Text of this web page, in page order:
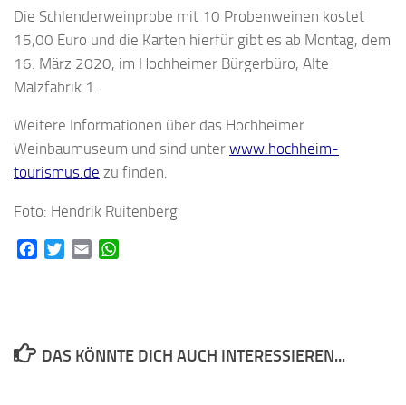
Die Schlenderweinprobe mit 10 Probenweinen kostet
15,00 Euro und die Karten hierfür gibt es ab Montag, dem
16. März 2020, im Hochheimer Bürgerbüro, Alte
Malzfabrik 1.
Weitere Informationen über das Hochheimer
Weinbaumuseum und sind unter www.hochheim-
tourismus.de zu finden.
Foto: Hendrik Ruitenberg
FacebookTwitterEmail
DAS KÖNNTE DICH AUCH INTERESSIEREN...